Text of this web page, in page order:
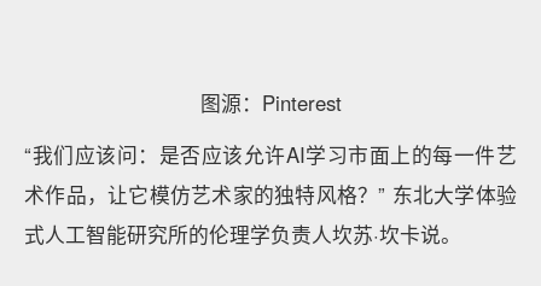
图源：Pinterest
“我们应该问：是否应该允许AI学习市面上的每一件艺
术作品，让它模仿艺术家的独特风格？” 东北大学体验
式人工智能研究所的伦理学负责人坎苏·坎卡说。